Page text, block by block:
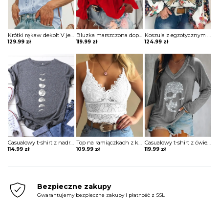
Krótki rękaw dekolt V jednolita koronka wzór koszulka tshirt luźna top bluzka Irene
129.99 zł
Bluzka marszczona dopasowana obcisła na piersi długie bufiaste rękawy kwadratowy głęboki dekolt bez ramion Varvara
119.99 zł
Koszula z egzotycznym nadrukiem i dekoltem w kształcie litery „lantern” bluzka Wibecke
124.99 zł
Casualowy t-shirt z nadrukiem księżyca Nam
114.99 zł
Top na ramiączkach z koronki gipiurowej bluzka Loekie
109.99 zł
Casualowy t-shirt z ćwiekami długim rękawem Etheline
119.99 zł
Bezpieczne zakupy
Gwarantujemy bezpieczne zakupy i płatność z SSL